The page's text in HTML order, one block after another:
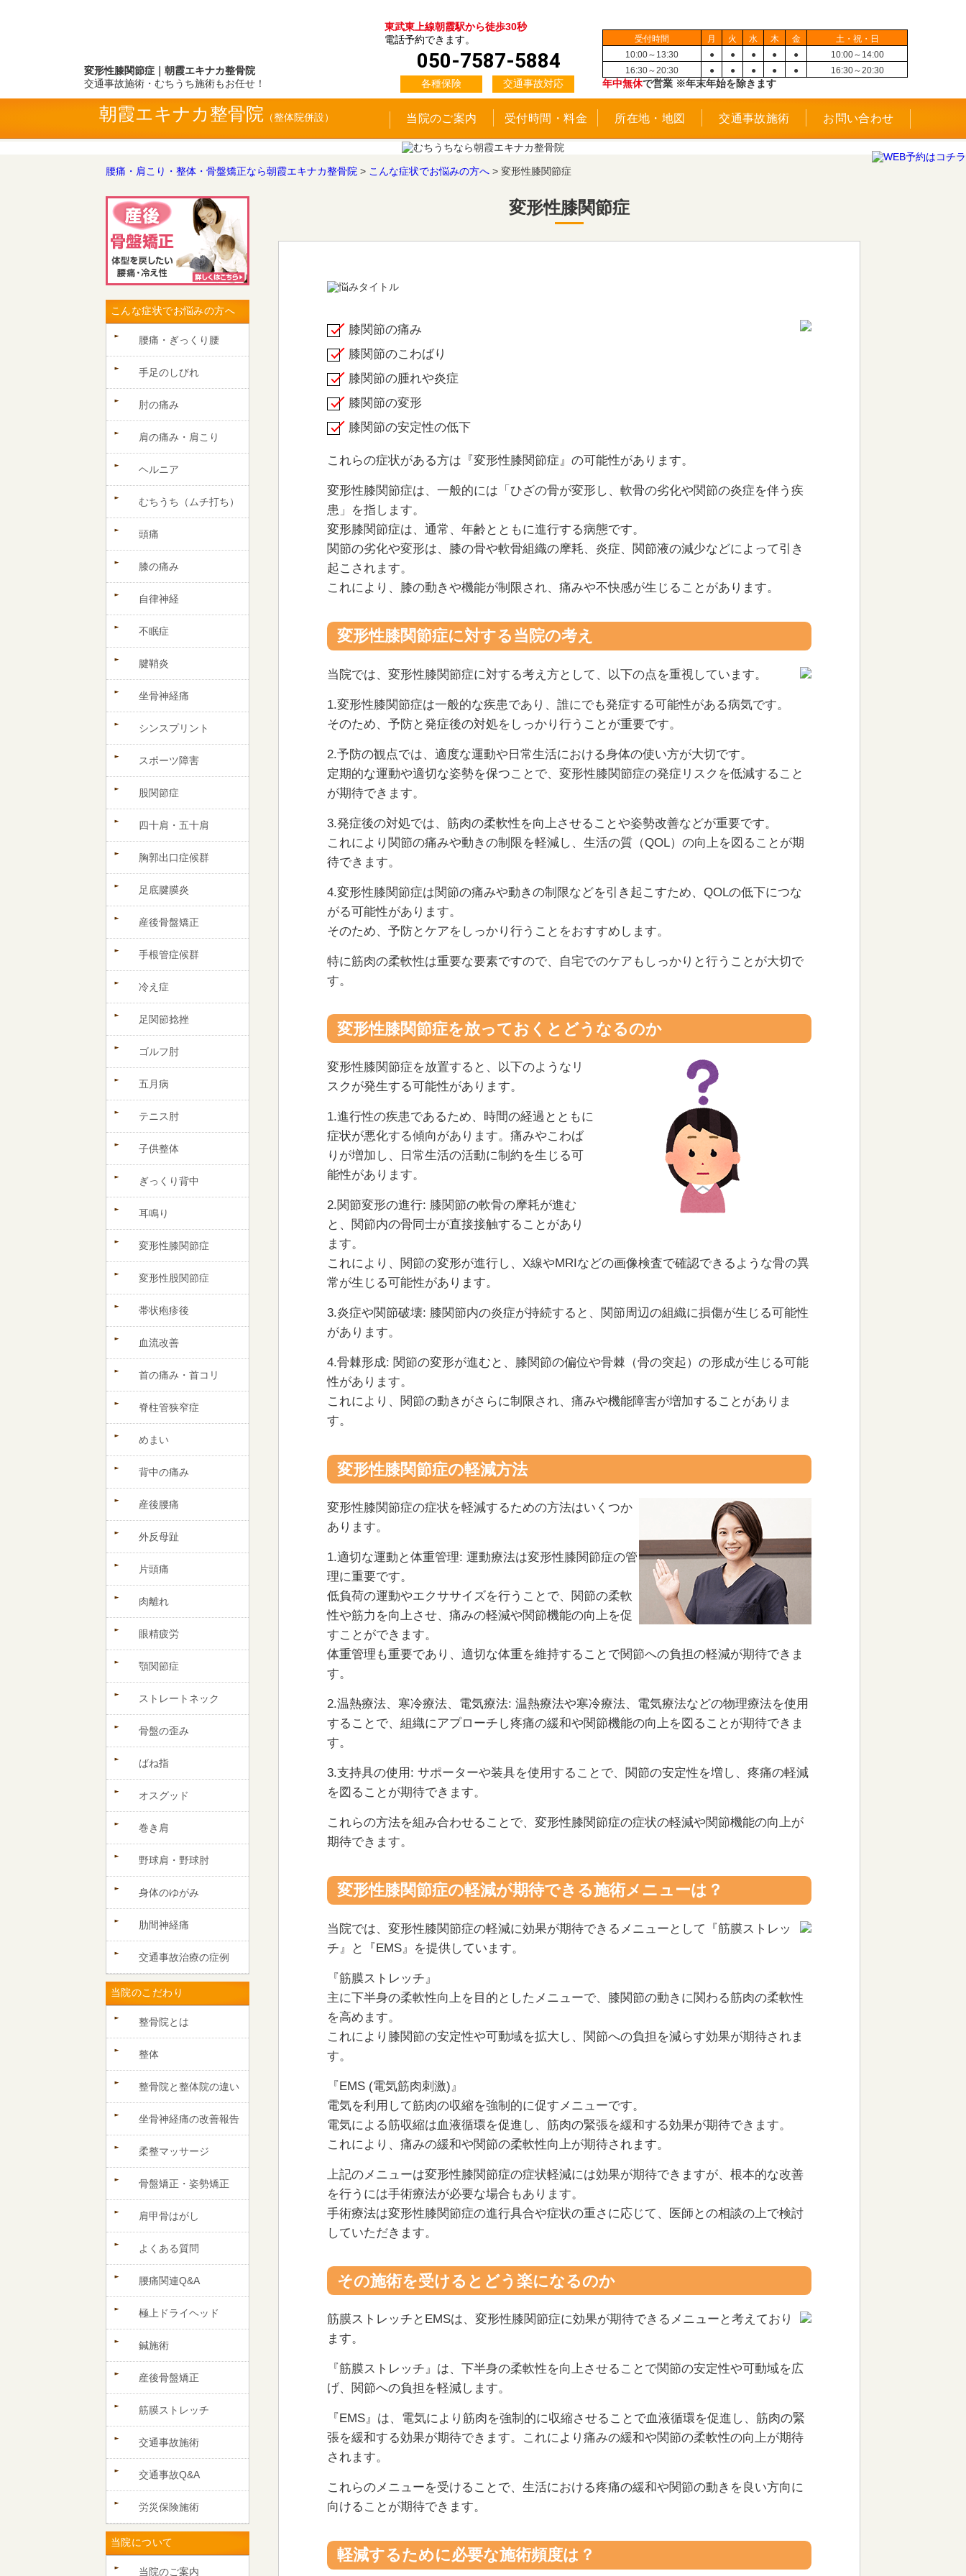
変形性膝関節症｜朝霞エキナカ整骨院
交通事故施術・むちうち施術もお任せ！
東武東上線朝霞駅から徒歩30秒
電話予約できます。
050-7587-5884
各種保険 交通事故対応
受付時間 月 火 水 木 金
土・祝・日
10:00～13:30
● ● ● ● ●
10:00～14:00
16:30～20:30
● ● ● ● ● 16:30～20:30
年中無休で営業 ※年末年始を除きます
朝霞エキナカ整骨院 当院のご案内 受付時間・料金 所在地・地図 交通事故施術 お問い合わせ
腰痛・肩こり・整体・骨盤矯正なら朝霞エキナカ整骨院 > こんな症状でお悩みの方へ > 変形性膝関節症
変形性膝関節症
膝関節の痛み
膝関節のこわばり
膝関節の腫れや炎症
膝関節の変形
膝関節の安定性の低下
これらの症状がある方は『変形性膝関節症』の可能性があります。
変形性膝関節症は、一般的には「ひざの骨が変形し、軟骨の劣化や関節の炎症を伴う疾
患」を指します。
変形膝関節症は、通常、年齢とともに進行する病態です。
関節の劣化や変形は、膝の骨や軟骨組織の摩耗、炎症、関節液の減少などによって引き
起こされます。
これにより、膝の動きや機能が制限され、痛みや不快感が生じることがあります。
変形性膝関節症に対する当院の考え
当院では、変形性膝関節症に対する考え方として、以下の点を重視しています。
1.変形性膝関節症は一般的な疾患であり、誰にでも発症する可能性がある病気です。
そのため、予防と発症後の対処をしっかり行うことが重要です。
2.予防の観点では、適度な運動や日常生活における身体の使い方が大切です。
定期的な運動や適切な姿勢を保つことで、変形性膝関節症の発症リスクを低減すること
が期待できます。
3.発症後の対処では、筋肉の柔軟性を向上させることや姿勢改善などが重要です。
これにより関節の痛みや動きの制限を軽減し、生活の質（QOL）の向上を図ることが期
待できます。
4.変形性膝関節症は関節の痛みや動きの制限などを引き起こすため、QOLの低下につな
がる可能性があります。
そのため、予防とケアをしっかり行うことをおすすめします。
特に筋肉の柔軟性は重要な要素ですので、自宅でのケアもしっかりと行うことが大切で
す。
変形性膝関節症を放っておくとどうなるのか
変形性膝関節症を放置すると、以下のようなリ
スクが発生する可能性があります。
1.進行性の疾患であるため、時間の経過とともに
症状が悪化する傾向があります。痛みやこわば
りが増加し、日常生活の活動に制約を生じる可
能性があります。
2.関節変形の進行: 膝関節の軟骨の摩耗が進む
と、関節内の骨同士が直接接触することがあり
ます。
これにより、関節の変形が進行し、X線やMRIなどの画像検査で確認できるような骨の異
常が生じる可能性があります。
3.炎症や関節破壊: 膝関節内の炎症が持続すると、関節周辺の組織に損傷が生じる可能性
があります。
4.骨棘形成: 関節の変形が進むと、膝関節の偏位や骨棘（骨の突起）の形成が生じる可能
性があります。
これにより、関節の動きがさらに制限され、痛みや機能障害が増加することがありま
す。
変形性膝関節症の軽減方法
変形性膝関節症の症状を軽減するための方法はいくつか
あります。
1.適切な運動と体重管理: 運動療法は変形性膝関節症の管
理に重要です。
低負荷の運動やエクササイズを行うことで、関節の柔軟
性や筋力を向上させ、痛みの軽減や関節機能の向上を促
すことができます。
体重管理も重要であり、適切な体重を維持することで関節への負担の軽減が期待できま
す。
2.温熱療法、寒冷療法、電気療法: 温熱療法や寒冷療法、電気療法などの物理療法を使用
することで、組織にアプローチし疼痛の緩和や関節機能の向上を図ることが期待できま
す。
3.支持具の使用: サポーターや装具を使用することで、関節の安定性を増し、疼痛の軽減
を図ることが期待できます。
これらの方法を組み合わせることで、変形性膝関節症の症状の軽減や関節機能の向上が
期待できます。
変形性膝関節症の軽減が期待できる施術メニューは？
当院では、変形性膝関節症の軽減に効果が期待できるメニューとして『筋膜ストレッ
チ』と『EMS』を提供しています。
『筋膜ストレッチ』
主に下半身の柔軟性向上を目的としたメニューで、膝関節の動きに関わる筋肉の柔軟性
を高めます。
これにより膝関節の安定性や可動域を拡大し、関節への負担を減らす効果が期待されま
す。
『EMS (電気筋肉刺激)』
電気を利用して筋肉の収縮を強制的に促すメニューです。
電気による筋収縮は血液循環を促進し、筋肉の緊張を緩和する効果が期待できます。
これにより、痛みの緩和や関節の柔軟性向上が期待されます。
上記のメニューは変形性膝関節症の症状軽減には効果が期待できますが、根本的な改善
を行うには手術療法が必要な場合もあります。
手術療法は変形性膝関節症の進行具合や症状の重さに応じて、医師との相談の上で検討
していただきます。
その施術を受けるとどう楽になるのか
筋膜ストレッチとEMSは、変形性膝関節症に効果が期待できるメニューと考えており
ます。
『筋膜ストレッチ』は、下半身の柔軟性を向上させることで関節の安定性や可動域を広
げ、関節への負担を軽減します。
『EMS』は、電気により筋肉を強制的に収縮させることで血液循環を促進し、筋肉の緊
張を緩和する効果が期待できます。これにより痛みの緩和や関節の柔軟性の向上が期待
されます。
これらのメニューを受けることで、生活における疼痛の緩和や関節の動きを良い方向に
向けることが期待できます。
軽減するために必要な施術頻度は？
こんな症状でお悩みの方へ
腰痛・ぎっくり腰
手足のしびれ
肘の痛み
肩の痛み・肩こり
ヘルニア
むちうち（ムチ打ち）
頭痛
膝の痛み
自律神経
不眠症
腱鞘炎
坐骨神経痛
シンスプリント
スポーツ障害
股関節症
四十肩・五十肩
胸郭出口症候群
足底腱膜炎
産後骨盤矯正
手根管症候群
冷え症
足関節捻挫
ゴルフ肘
五月病
テニス肘
子供整体
ぎっくり背中
耳鳴り
変形性膝関節症
変形性股関節症
帯状疱疹後
血流改善
首の痛み・首コリ
脊柱管狭窄症
めまい
背中の痛み
産後腰痛
外反母趾
片頭痛
肉離れ
眼精疲労
顎関節症
ストレートネック
骨盤の歪み
ばね指
オスグッド
巻き肩
野球肩・野球肘
身体のゆがみ
肋間神経痛
交通事故治療の症例
当院のこだわり
整骨院とは
整体
整骨院と整体院の違い
坐骨神経痛の改善報告
柔整マッサージ
骨盤矯正・姿勢矯正
肩甲骨はがし
よくある質問
腰痛関連Q&A
極上ドライヘッド
鍼施術
産後骨盤矯正
筋膜ストレッチ
交通事故施術
交通事故Q&A
労災保険施術
当院について
当院のご案内